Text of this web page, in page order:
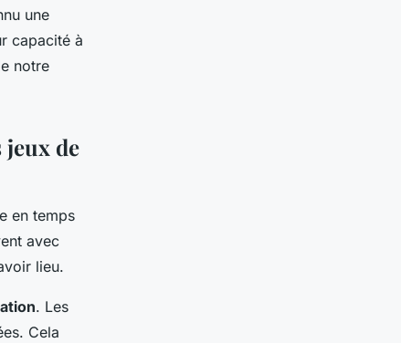
une
capacité à
notre
jeux de
en temps
avec
lieu.
. Les
Cela